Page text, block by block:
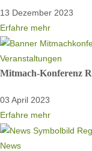
13 Dezember 2023
Erfahre mehr
Veranstaltungen
Mitmach-Konferenz
03 April 2023
Erfahre mehr
News